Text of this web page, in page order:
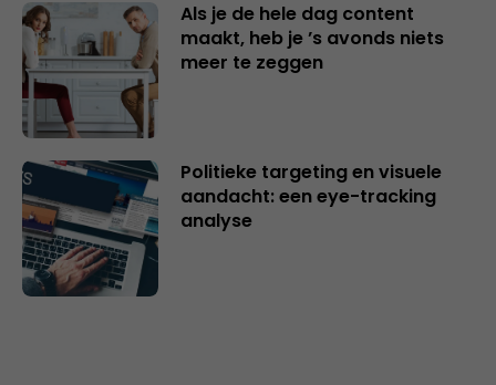
Als je de hele dag content
maakt, heb je ’s avonds niets
meer te zeggen
Politieke targeting en visuele
aandacht: een eye-tracking
analyse